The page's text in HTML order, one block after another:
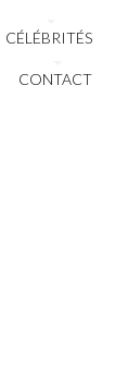
CÉLÉBRITÉS
CONTACT